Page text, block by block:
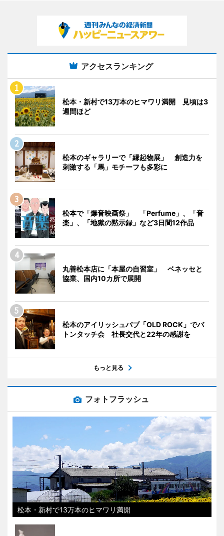
アクセスランキング
松本・新村で13万本のヒマワリ満開 見頃は3
週間ほど
松本のギャラリーで「縁起物展」 創造力を
刺激する「馬」モチーフも多彩に
松本で「爆音映画祭」 「Perfume」、「音
楽」、「地獄の黙示録」など3日間12作品
丸善松本店に「本屋の自習室」 ベネッセと
協業、国内10カ所で展開
松本のアイリッシュパブ「OLD ROCK」でバ
トンタッチ会 社長交代と22年の感謝を
もっと見る
フォトフラッシュ
松本・新村で13万本のヒマワリ満開